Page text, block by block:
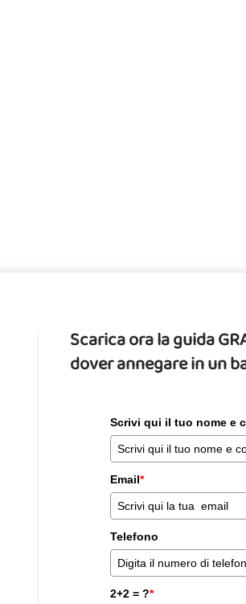
Scarica ora la guida
dover annegare in un
Scrivi qui il tuo nome e
Email*
Telefono
2+2 = ?*